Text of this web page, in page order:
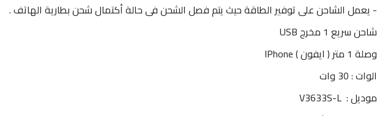
- يعمل الشاحن على توفير الطاقة حيث يتم فصل الشحن فى حالة أكتمال شحن بطارية الهاتف .
شاحن سريع 1 مخرج USB
وصلة 1 متر ( ايفون ) IPhone
الوات : 30 وات
موديل : V3633S-L